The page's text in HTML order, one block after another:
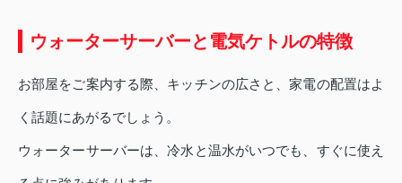
ウォーターサーバーと電気ケトルの特徴
お部屋をご案内する際、キッチンの広さと、家電の配置はよ
く話題にあがるでしょう。
ウォーターサーバーは、冷水と温水がいつでも、すぐに使え